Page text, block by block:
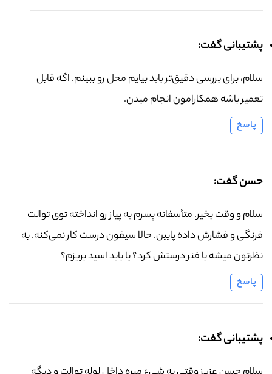
پشتیبانی گفت:
سلام، برای بررسی دقیق‌تر باید بیایم محل رو ببینم. اگه قابل
تعمیر باشه همکارامون انجام میدن.
پاسخ
حسن گفت:
سلام و وقت بخیر. متأسفانه پسرم یه پیاز رو انداخته توی توالت
فرنگی و فشارش داده پایین. حالا سیفون درست کار نمی‌کنه. به
نظرتون میشه با فنر درستش کرد؟ یا باید اسید بریزم؟
پاسخ
پشتیبانی گفت: